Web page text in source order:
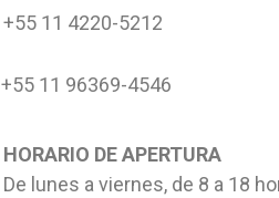
+55 11 4220-5212
+55 11 96369-4546
HORARIO DE APERTURA
De lunes a viernes, de 8 a 18